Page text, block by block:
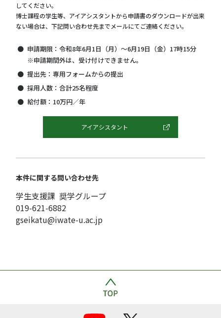
してください。
博士課程の学生等、アイアシスタントから申請書のダウンロードが出来
ない場合は、下記問い合わせ先までメールにてご連絡ください。
申請期限：令和8年6月1日（月）～6月19日（金）17時15分
※申請期間外は、受け付けできません。
提出先：専用フォームからの提出
採用人数：合計25名程度
給付額：10万円／年
アイアシスタント
本件に関する問い合わせ先
学生支援課 奨学グループ
019-621-6882
gseikatu@iwate-u.ac.jp